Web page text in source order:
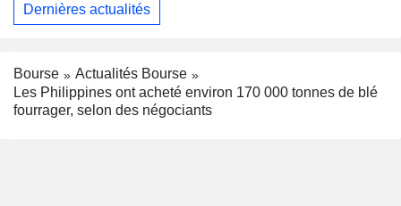
Dernières actualités
Bourse
Actualités Bourse
Les Philippines ont acheté environ 170 000 tonnes de blé
fourrager, selon des négociants